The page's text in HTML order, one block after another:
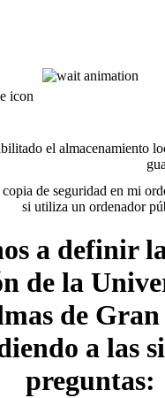
el almacenamiento
de seguridad en mi
si utiliza un ordenador
a definir
de la
de
a las
preguntas: